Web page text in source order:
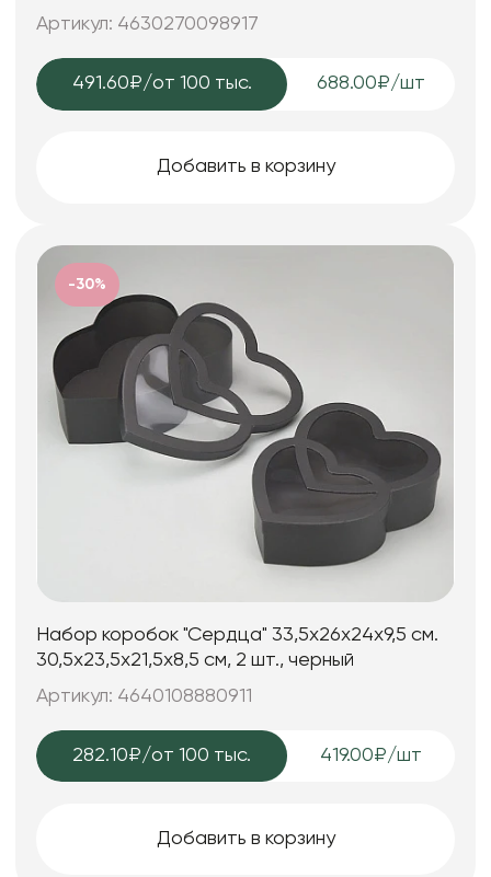
3 шт., св.розовый
Артикул: 4630270098917
491.60₽/от 100 тыс. 688.00₽/шт
Добавить в корзину
-30%
Набор коробок "Сердца" 33,5x26x24x9,5 см.
30,5x23,5x21,5x8,5 см, 2 шт., черный
Артикул: 4640108880911
282.10₽/от 100 тыс. 419.00₽/шт
Добавить в корзину